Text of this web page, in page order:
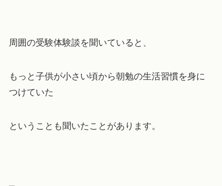
周囲の受験体験談を聞いていると、
もっと子供が小さい頃から朝勉の生活習慣を身に
つけていた
ということも聞いたことがあります。